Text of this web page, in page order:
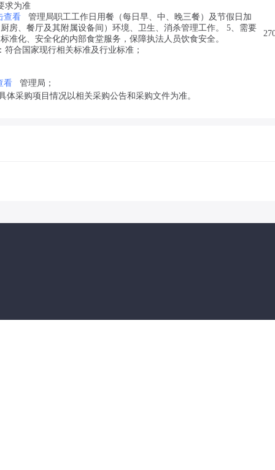
求为准
查看
管理局职工工作日用餐（每日早、中、晚三餐）及节假日加
房、餐厅及其附属设备间）环境、卫生、消杀管理工作。 5、需要
准化、安全化的内部食堂服务，保障执法人员饮食安全。
合国家现行相关标准及行业标准；
看 管理局；
体采购项目情况以相关采购公告和采购文件为准。